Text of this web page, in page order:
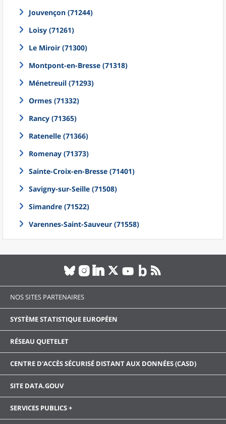
Jouvençon (71244)
Loisy (71261)
Le Miroir (71300)
Montpont-en-Bresse (71318)
Ménetreuil (71293)
Ormes (71332)
Rancy (71365)
Ratenelle (71366)
Romenay (71373)
Sainte-Croix-en-Bresse (71401)
Savigny-sur-Seille (71508)
Simandre (71522)
Varennes-Saint-Sauveur (71558)
NOS SITES PARTENAIRES
SYSTÈME STATISTIQUE EUROPÉEN
RÉSEAU QUETELET
CENTRE D'ACCÈS SÉCURISÉ DISTANT AUX DONNÉES (CASD)
SITE DATA.GOUV
SERVICES PUBLICS +